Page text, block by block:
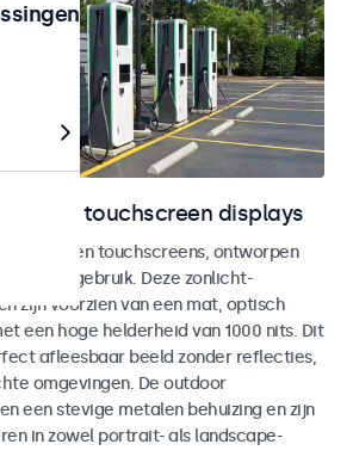
en touchscreen displays
en touchscreens, ontworpen
buitengebruik. Deze zonlicht-
zijn voorzien van een mat, optisch
een hoge helderheid van 1000 nits. Dit
afleesbaar beeld zonder reflecties,
omgevingen. De outdoor
een stevige metalen behuizing en zijn
in zowel portrait- als landscape-